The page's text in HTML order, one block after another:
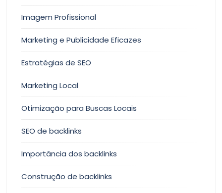
Imagem Profissional
Marketing e Publicidade Eficazes
Estratégias de SEO
Marketing Local
Otimização para Buscas Locais
SEO de backlinks
Importância dos backlinks
Construção de backlinks